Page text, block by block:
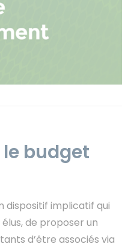
budget
dispositif implicatif qui
de proposer un
d’être associés via